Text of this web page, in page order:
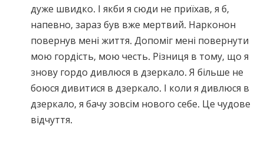
дуже швидко. І якби я сюди не приїхав, я б,
напевно, зараз був вже мертвий. Нарконон
повернув мені життя. Допоміг мені повернути
мою гордість, мою честь. Різниця в тому, що я
знову гордо дивлюся в дзеркало. Я більше не
боюся дивитися в дзеркало. І коли я дивлюся в
дзеркало, я бачу зовсім нового себе. Це чудове
відчуття.